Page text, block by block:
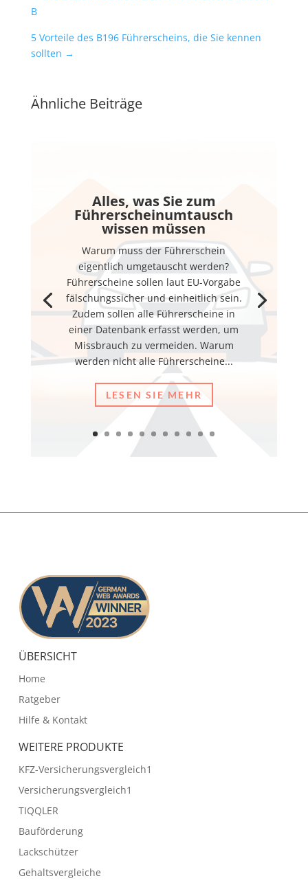
B
5 Vorteile des B196 Führerscheins, die Sie kennen
sollten →
Ähnliche Beiträge
Alles, was Sie zum
Führerscheinumtausch
wissen müssen
Warum muss der Führerschein
eigentlich umgetauscht werden?
Führerscheine sollen laut EU-Vorgabe
fälschungssicher und einheitlich sein.
Zudem sollen alle Führerscheine in
einer Datenbank erfasst werden, um
Missbrauch zu vermeiden. Warum
werden nicht alle Führerscheine...
LESEN SIE MEHR
ÜBERSICHT
Home
Ratgeber
Hilfe & Kontakt
WEITERE PRODUKTE
KFZ-Versicherungsvergleich1
Versicherungsvergleich1
TIQQLER
Bauförderung
Lackschützer
Gehaltsvergleiche